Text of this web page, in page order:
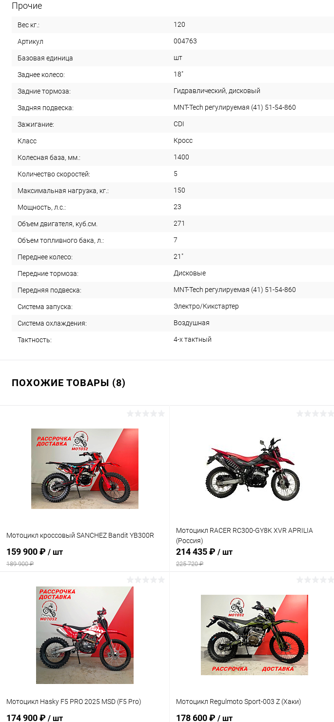
Прочие
Вес кг.: 120
Артикул 004763
Базовая единица шт
Заднее колесо: 18"
Задние тормоза: Гидравлический, дисковый
Задняя подвеска: MNT-Tech регулируемая (41) 51-54-860
Зажигание: CDI
Класс Кросс
Колесная база, мм.: 1400
Количество скоростей: 5
Максимальная нагрузка, кг.: 150
Мощность, л.с.: 23
Объем двигателя, куб.см. 271
Объем топливного бака, л.: 7
Переднее колесо: 21"
Передние тормоза: Дисковые
Передняя подвеска: MNT-Tech регулируемая (41) 51-54-860
Система запуска: Электро/Кикстартер
Система охлаждения: Воздушная
Тактность: 4-х тактный
ПОХОЖИЕ ТОВАРЫ (8)
Мотоцикл кроссовый SANCHEZ Bandit YB300R
159 900 ₽ / шт
189 900 ₽
В корзину
Сравнение
В наличии
Мотоцикл RACER RC300-GY8K XVR APRILIA
(Россия)
214 435 ₽ / шт
225 720 ₽
Сравнение
В избранное В наличии
Мотоцикл Hasky F5 PRO 2025 MSD (F5 Pro)
174 900 ₽ / шт
Мотоцикл Regulmoto Sport-003 Z (Хаки)
178 600 ₽ / шт